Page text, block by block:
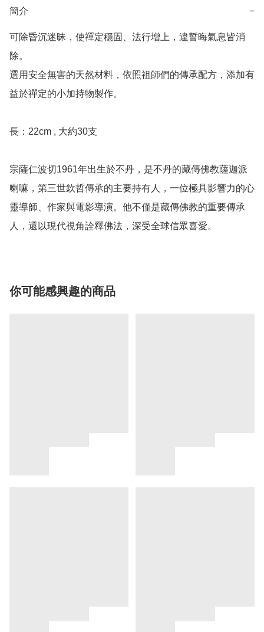
簡介 −
可除昏沉迷昧，使禪定穩固、法行增上，違誓晦氣息皆消
除。
選用安全無害的天然材料，依照祖師們的傳承配方，添加有
益於禪定的小加持物製作。
長：22cm , 大約30支
宗薩仁波切1961年出生於不丹，是不丹的藏傳佛教薩迦派
喇嘛，第三世欽哲傳承的主要持有人，一位極具影響力的心
靈導師、作家與電影導演。他不僅是藏傳佛教的重要傳承
人，還以現代視角詮釋佛法，深受全球信眾喜愛。
你可能感興趣的商品